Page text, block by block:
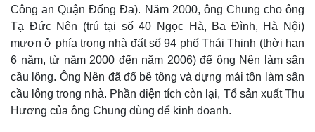
Hồ sơ
E-Magazine
Infographic
Công an Quận Đống Đa). Năm 2000, ông Chung cho ông
Tạ Đức Nên (trú tại số 40 Ngọc Hà, Ba Đình, Hà Nội)
mượn ở phía trong nhà đất số 94 phố Thái Thịnh (thời hạn
6 năm, từ năm 2000 đến năm 2006) để ông Nên làm sân
cầu lông. Ông Nên đã đổ bê tông và dựng mái tôn làm sân
cầu lông trong nhà. Phần diện tích còn lại, Tổ sản xuất Thu
Hương của ông Chung dùng để kinh doanh.